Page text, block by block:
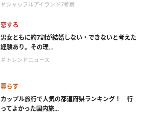
＃シャッフルアイランド7考察
恋する
男女ともに約7割が結婚しない・できないと考えた
経験あり。その理...
＃トレンドニュース
暮らす
カップル旅行で人気の都道府県ランキング！ 行
ってよかった国内旅...